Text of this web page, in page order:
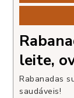
leite,
Rabanadas
saudáveis!